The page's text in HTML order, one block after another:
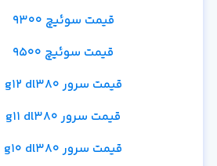
قیمت سوئیچ 9300
قیمت سوئیچ 9500
قیمت سرور g12 dl380
قیمت سرور g11 dl380
قیمت سرور g10 dl380